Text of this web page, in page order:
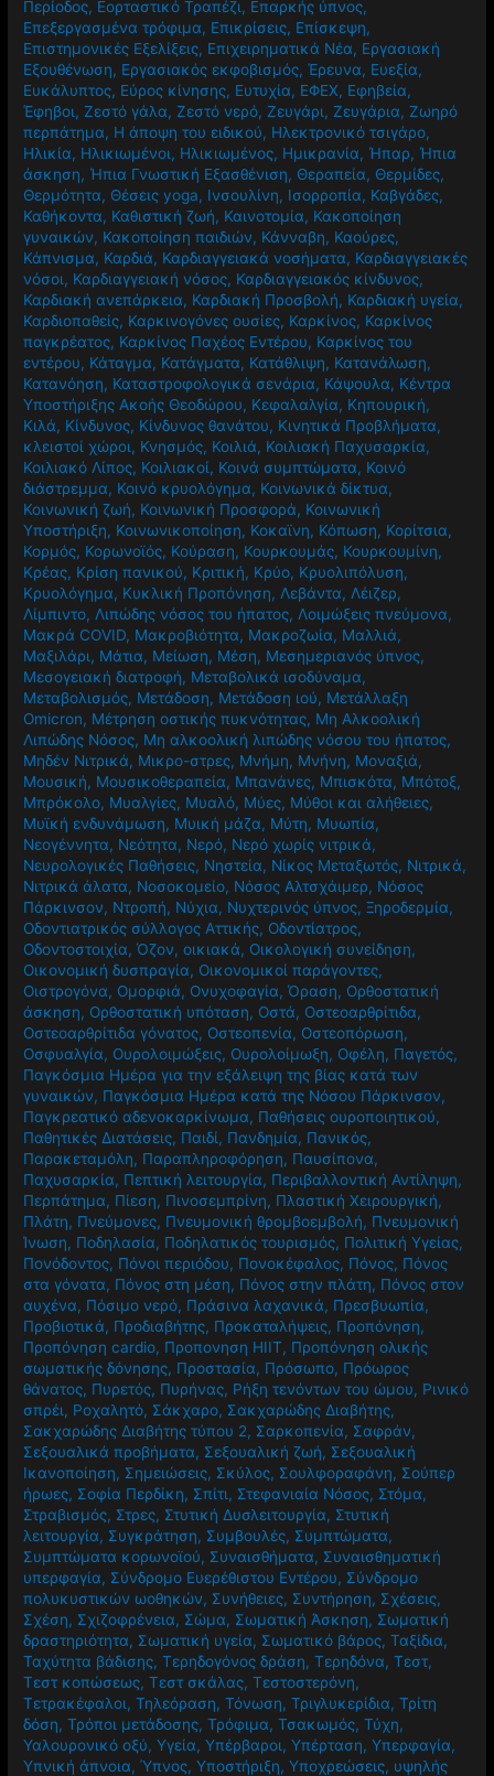
Περίοδος, Εορταστικό Τραπέζι, Επαρκής ύπνος,
Επεξεργασμένα τρόφιμα, Επικρίσεις, Επίσκεψη,
Επιστημονικές Εξελίξεις, Επιχειρηματικά Νέα, Εργασιακή
Εξουθένωση, Εργασιακός εκφοβισμός,Έρευνα, Ευεξία,
Ευκάλυπτος, Εύρος κίνησης, Ευτυχία, ΕΦΕΧ, Εφηβεία,
Έφηβοι,Ζεστό γάλα,Ζεστό νερό,Ζευγάρι,Ζευγάρια,Ζωηρό
περπάτημα, Η άποψη του ειδικού, Ηλεκτρονικό τσιγάρο,
Ηλικία, Ηλικιωμένοι, Ηλικιωμένος, Ημικρανία, Ήπαρ, Ήπια
άσκηση, Ήπια Γνωστική Εξασθένιση, Θεραπεία, Θερμίδες,
Θερμότητα, Θέσεις yoga, Ινσουλίνη, Ισορροπία, Καβγάδες,
Καθήκοντα, Καθιστική ζωή, Καινοτομία, Κακοποίηση
γυναικών, Κακοποίηση παιδιών, Κάνναβη, Καούρες,
Κάπνισμα, Καρδιά, Καρδιαγγειακά νοσήματα, Καρδιαγγειακές
νόσοι, Καρδιαγγειακή νόσος, Καρδιαγγειακός κίνδυνος,
Καρδιακή ανεπάρκεια, Καρδιακή Προσβολή, Καρδιακή υγεία,
Καρδιοπαθείς, Καρκινογόνες ουσίες, Καρκίνος, Καρκίνος
παγκρέατος, Καρκίνος Παχέος Εντέρου, Καρκίνος του
εντέρου, Κάταγμα, Κατάγματα, Κατάθλιψη, Κατανάλωση,
Κατανόηση, Καταστροφολογικά σενάρια, Κάψουλα, Κέντρα
Υποστήριξης Ακοής Θεοδώρου, Κεφαλαλγία, Κηπουρική,
Κιλά, Κίνδυνος, Κίνδυνος θανάτου, Κινητικά Προβλήματα,
κλειστοί χώροι, Κνησμός, Κοιλιά, Κοιλιακή Παχυσαρκία,
Κοιλιακό Λίπος, Κοιλιακοί, Κοινά συμπτώματα, Κοινό
διάστρεμμα, Κοινό κρυολόγημα, Κοινωνικά δίκτυα,
Κοινωνική ζωή, Κοινωνική Προσφορά, Κοινωνική
Υποστήριξη, Κοινωνικοποίηση, Κοκαϊνη, Κόπωση, Κορίτσια,
Κορμός, Κορωνοϊός, Κούραση, Κουρκουμάς, Κουρκουμίνη,
Κρέας, Κρίση πανικού, Κριτική, Κρύο, Κρυολιπόλυση,
Κρυολόγημα, Κυκλική Προπόνηση, Λεβάντα, Λέιζερ,
Λίμπιντο, Λιπώδης νόσος του ήπατος, Λοιμώξεις πνεύμονα,
Μακρά COVID, Μακροβιότητα, Μακροζωία, Μαλλιά,
Μαξιλάρι, Μάτια, Μείωση, Μέση, Μεσημεριανός ύπνος,
Μεσογειακή διατροφή, Μεταβολικά ισοδύναμα,
Μεταβολισμός, Μετάδοση, Μετάδοση ιού, Μετάλλαξη
Omicron, Μέτρηση οστικής πυκνότητας, Μη Αλκοολική
Λιπώδης Νόσος, Μη αλκοολική λιπώδης νόσου του ήπατος,
Μηδέν Νιτρικά, Μικρο-στρες, Μνήμη, Μνήνη, Μοναξιά,
Μουσική, Μουσικοθεραπεία, Μπανάνες, Μπισκότα, Μπότοξ,
Μπρόκολο, Μυαλγίες, Μυαλό, Μύες, Μύθοι και αλήθειες,
Μυϊκή ενδυνάμωση, Μυική μάζα, Μύτη, Μυωπία,
Νεογέννητα, Νεότητα, Νερό, Νερό χωρίς νιτρικά,
Νευρολογικές Παθήσεις, Νηστεία, Νίκος Μεταξωτός, Νιτρικά,
Νιτρικά άλατα, Νοσοκομείο, Νόσος Αλτσχάιμερ, Νόσος
Πάρκινσον, Ντροπή, Νύχια, Νυχτερινός ύπνος,Ξηροδερμία,
Οδοντιατρικός σύλλογος Αττικής, Οδοντίατρος,
Οδοντοστοιχία,Όζον,οικιακά, Οικολογική συνείδηση,
Οικονομική δυσπραγία, Οικονομικοί παράγοντες,
Οιστρογόνα, Ομορφιά, Ονυχοφαγία,Όραση, Ορθοστατική
άσκηση, Ορθοστατική υπόταση, Οστά, Οστεοαρθρίτιδα,
Οστεοαρθρίτιδα γόνατος, Οστεοπενία, Οστεοπόρωση,
Οσφυαλγία, Ουρολοιμώξεις, Ουρολοίμωξη, Οφέλη, Παγετός,
Παγκόσμια Ημέρα για την εξάλειψη της βίας κατά των
γυναικών, Παγκόσμια Ημέρα κατά της Νόσου Πάρκινσον,
Παγκρεατικό αδενοκαρκίνωμα, Παθήσεις ουροποιητικού,
Παθητικές Διατάσεις, Παιδί, Πανδημία, Πανικός,
Παρακεταμόλη, Παραπληροφόρηση, Παυσίπονα,
Παχυσαρκία, Πεπτική λειτουργία, Περιβαλλοντική Αντίληψη,
Περπάτημα, Πίεση, Πινοσεμπρίνη, Πλαστική Χειρουργική,
Πλάτη, Πνεύμονες, Πνευμονική θρομβοεμβολή, Πνευμονική
Ίνωση, Ποδηλασία, Ποδηλατικός τουρισμός, Πολιτική Υγείας,
Πονόδοντος, Πόνοι περιόδου, Πονοκέφαλος, Πόνος, Πόνος
στα γόνατα, Πόνος στη μέση, Πόνος στην πλάτη, Πόνος στον
αυχένα, Πόσιμο νερό, Πράσινα λαχανικά, Πρεσβυωπία,
Προβιοτικά, Προδιαβήτης, Προκαταλήψεις, Προπόνηση,
Προπόνηση cardio, Προπονηση HIIT, Προπόνηση ολικής
σωματικής δόνησης, Προστασία, Πρόσωπο, Πρόωρος
θάνατος, Πυρετός, Πυρήνας, Ρήξη τενόντων του ώμου, Ρινικό
σπρέι, Ροχαλητό, Σάκχαρο, Σακχαρώδης Διαβήτης,
Σακχαρώδης Διαβήτης τύπου 2, Σαρκοπενία, Σαφράν,
Σεξουαλικά προβήματα, Σεξουαλική ζωή, Σεξουαλική
Ικανοποίηση, Σημειώσεις, Σκύλος, Σουλφοραφάνη, Σούπερ
ήρωες, Σοφία Περδίκη, Σπίτι, Στεφανιαία Νόσος, Στόμα,
Στραβισμός, Στρες, Στυτική Δυσλειτουργία, Στυτική
λειτουργία, Συγκράτηση, Συμβουλές, Συμπτώματα,
Συμπτώματα κορωνοϊού, Συναισθήματα, Συναισθηματική
υπερφαγία, Σύνδρομο Ευερέθιστου Εντέρου, Σύνδρομο
πολυκυστικών ωοθηκών, Συνήθειες, Συντήρηση, Σχέσεις,
Σχέση, Σχιζοφρένεια, Σώμα, Σωματική Άσκηση, Σωματική
δραστηριότητα, Σωματική υγεία, Σωματικό βάρος,Ταξίδια,
Ταχύτητα βάδισης,Τερηδογόνος δράση,Τερηδόνα,Τεστ,
Τεστ κοπώσεως,Τεστ σκάλας,Τεστοστερόνη,
Τετρακέφαλοι,Τηλεόραση,Τόνωση,Τριγλυκερίδια,Τρίτη
δόση,Τρόποι μετάδοσης,Τρόφιμα,Τσακωμός,Τύχη,
Υαλουρονικό οξύ,Υγεία,Υπέρβαροι,Υπέρταση,Υπερφαγία,
Υπνική άπνοια,Ύπνος,Υποστήριξη,Υποχρεώσεις, υψηλής